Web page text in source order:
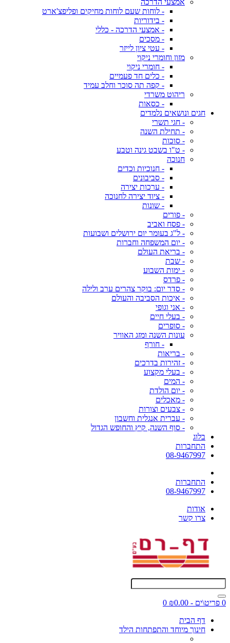
אמצעי הדרכה
- לוחות שעם לוחות מחיקים ופליפצ'ארט
- בידוריות
- אמצעי הדרכה - כללי
- מסכים
- עטי ציון לייזר
מזון וחומרי ניקוי
- חומרי ניקוי
- כלים חד פעמיים
- קפה תה סוכר וחלב עמיד
ריהוט משרדי
- כסאות
חגים ונושאים נלמדים
- חגי תשרי
- תחילת השנה
- סוכות
- ט"ו בשבט גינה וטבע
חנוכה
- חנוכיות וכדים
- סביבונים
- ערכות יצירה
- ציוד יצירה לחנוכה
- שונות
- פורים
- פסח ואביב
- ל"ג בעומר יום ירושלים ושבועות
- יום המשפחה וחברות
- בריאת העולם
- שבת
- ימות השבוע
- פרדס
- סדר יום: בוקר צהרים ערב ולילה
- איכות הסביבה והעולם
- אני וגופי
- בעלי חיים
- סופרים
עונות השנה ומזג האוויר
- חורף
- בריאות
- זהירות בדרכים
- בעלי מקצוע
- המים
- יום הולדת
- מאכלים
- צבעים וצורות
- עברית אנגלית וחשבון
- סוף השנה, קיץ והחופש הגדול
בלוג
התחברות
08-9467997
התחברות
08-9467997
אודות
צרו קשר
0 פריט\ים - ₪0.00
0
דף הבית
חינוך מיוחד והתפתחות הילד